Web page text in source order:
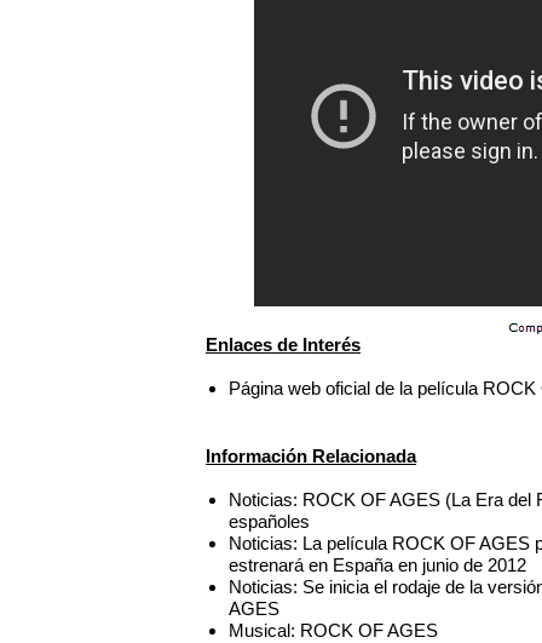
Enlaces de Interés
Página web oficial de la película
Información Relacionada
Noticias: ROCK OF AGES (La Era del
españoles
Noticias: La película ROCK OF AGES
estrenará en España en junio de 2012
Noticias: Se inicia el rodaje de la
AGES
Musical: ROCK OF AGES